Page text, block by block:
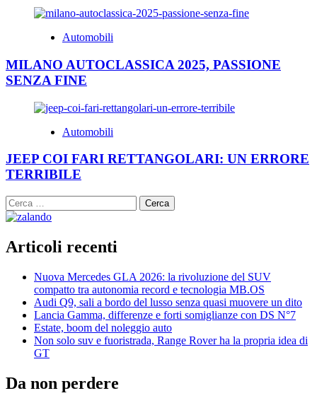
Automobili
MILANO AUTOCLASSICA 2025, PASSIONE
SENZA FINE
Automobili
JEEP COI FARI RETTANGOLARI: UN ERRORE
TERRIBILE
Ricerca
per:
Articoli recenti
Nuova Mercedes GLA 2026: la rivoluzione del SUV
compatto tra autonomia record e tecnologia MB.OS
Audi Q9, sali a bordo del lusso senza quasi muovere un dito
Lancia Gamma, differenze e forti somiglianze con DS N°7
Estate, boom del noleggio auto
Non solo suv e fuoristrada, Range Rover ha la propria idea di
GT
Da non perdere